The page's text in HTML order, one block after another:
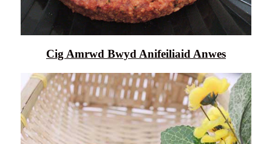
Cig Amrwd Bwyd Anifeiliaid Anwes